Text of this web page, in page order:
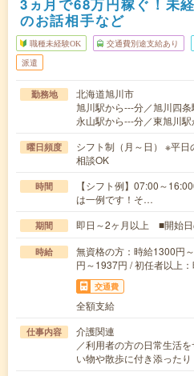
3ヵ月で68万円稼ぐ！未
のお話相手など
職種未経験OK 交通費別途支給あり
派遣
勤務地
北海道旭川市
旭川駅から---分／旭川四
永山駅から---分／東旭川
曜日頻度
シフト制（月～日） ※平
相談OK
時間
【シフト例】07:00～
は一例です！そ…
期間 即日～2ヶ月以上 ■開始日
時給
無資格の方：時給1300円
円～1937円 / 初任者以上
交通費
全額支給
仕事内容
介護関連
／利用者の方の日常生活
い物や散歩に付き添った